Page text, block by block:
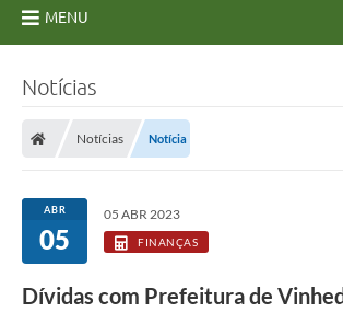
MENU
Licitações
Transparência
Concursos e Processos Seletivos
Notícias
Notícias Notícia
ABR
05
05 ABR 2023
FINANÇAS
Dívidas com Prefeitura de